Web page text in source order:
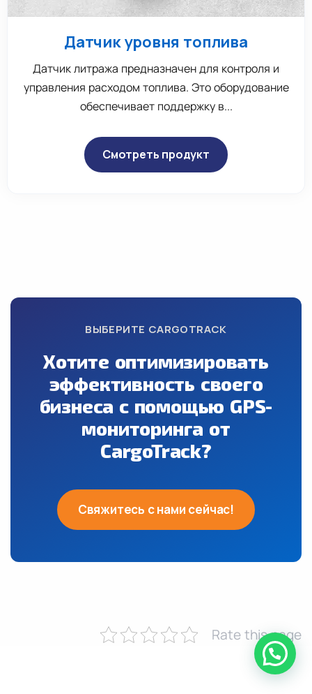
Датчик уровня топлива
Датчик литража предназначен для контроля и
управления расходом топлива. Это оборудование
обеспечивает поддержку в...
Смотреть продукт
ВЫБЕРИТЕ CARGOTRACK
Хотите оптимизировать
эффективность своего
бизнеса с помощью GPS-
мониторинга от
CargoTrack?
Свяжитесь с нами сейчас!
Rate this page